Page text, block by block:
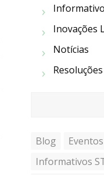
Inovações
Notícias
Blog Eventos
Informativos